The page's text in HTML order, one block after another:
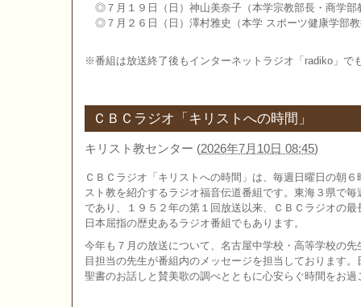
◎７月１９日（日）神山美奈子（本学宗教部長・商学部
◎７月２６日（日）澤村雅史（本学 スポーツ健康学部
※番組は放送終了後もインターネットラジオ「radiko」で
ＣＢＣラジオ「キリストへの時間」
キリスト教センター (2026年7月10日 08:45)
ＣＢＣラジオ「キリストへの時間」は、毎週日曜日の朝
スト教を紹介するラジオ福音伝道番組です。東海３県で
であり、１９５２年の第１回放送以来、ＣＢＣラジオの
日本屈指の歴史あるラジオ番組でもあります。
今年も７月の放送について、名古屋中学校・高等学校の
目担当の先生が番組内のメッセージを担当しております
聖書のお話しと賛美歌の調べとともに心安らぐ時間をお過